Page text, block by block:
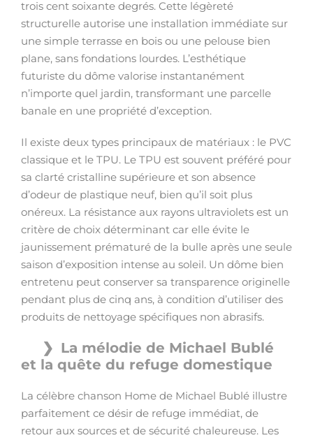
trois cent soixante degrés. Cette légèreté
structurelle autorise une installation immédiate sur
une simple terrasse en bois ou une pelouse bien
plane, sans fondations lourdes. L’esthétique
futuriste du dôme valorise instantanément
n’importe quel jardin, transformant une parcelle
banale en une propriété d’exception.
Il existe deux types principaux de matériaux : le PVC
classique et le TPU. Le TPU est souvent préféré pour
sa clarté cristalline supérieure et son absence
d’odeur de plastique neuf, bien qu’il soit plus
onéreux. La résistance aux rayons ultraviolets est un
critère de choix déterminant car elle évite le
jaunissement prématuré de la bulle après une seule
saison d’exposition intense au soleil. Un dôme bien
entretenu peut conserver sa transparence originelle
pendant plus de cinq ans, à condition d’utiliser des
produits de nettoyage spécifiques non abrasifs.
La mélodie de Michael Bublé
et la quête du refuge domestique
La célèbre chanson Home de Michael Bublé illustre
parfaitement ce désir de refuge immédiat, de
retour aux sources et de sécurité chaleureuse. Les